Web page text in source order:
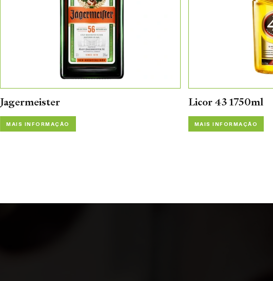
Jagermeister
MAIS INFORMAÇÃO
Licor 43 1750ml
MAIS INFORMAÇÃO